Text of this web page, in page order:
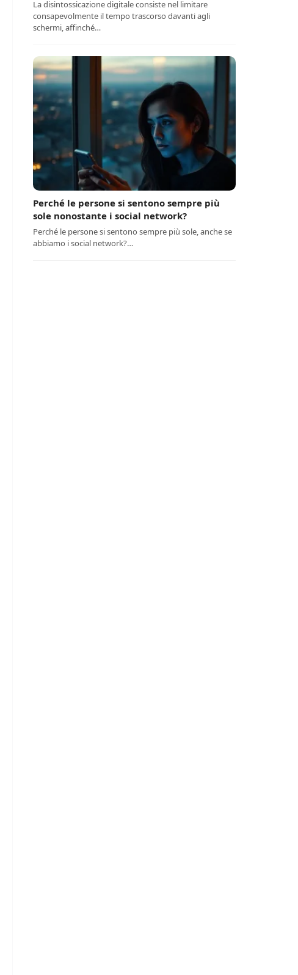
La disintossicazione digitale consiste nel limitare
consapevolmente il tempo trascorso davanti agli
schermi, affinché…
Perché le persone si sentono sempre più
sole nonostante i social network?
Perché le persone si sentono sempre più sole, anche se
abbiamo i social network?…